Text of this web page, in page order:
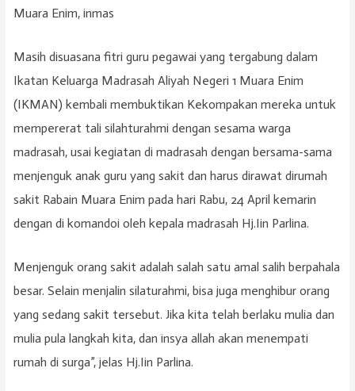
Muara Enim, inmas
Masih disuasana fitri guru pegawai yang tergabung dalam
Ikatan Keluarga Madrasah Aliyah Negeri 1 Muara Enim
(IKMAN) kembali membuktikan Kekompakan mereka untuk
mempererat tali silahturahmi dengan sesama warga
madrasah, usai kegiatan di madrasah dengan bersama-sama
menjenguk anak guru yang sakit dan harus dirawat dirumah
sakit Rabain Muara Enim pada hari Rabu, 24 April kemarin
dengan di komandoi oleh kepala madrasah Hj.Iin Parlina.
Menjenguk orang sakit adalah salah satu amal salih berpahala
besar. Selain menjalin silaturahmi, bisa juga menghibur orang
yang sedang sakit tersebut. Jika kita telah berlaku mulia dan
mulia pula langkah kita, dan insya allah akan menempati
rumah di surga”, jelas Hj.Iin Parlina.